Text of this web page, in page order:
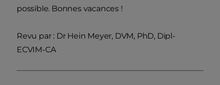
possible. Bonnes vacances !
Revu par : Dr Hein Meyer, DVM, PhD, Dipl-
ECVIM-CA